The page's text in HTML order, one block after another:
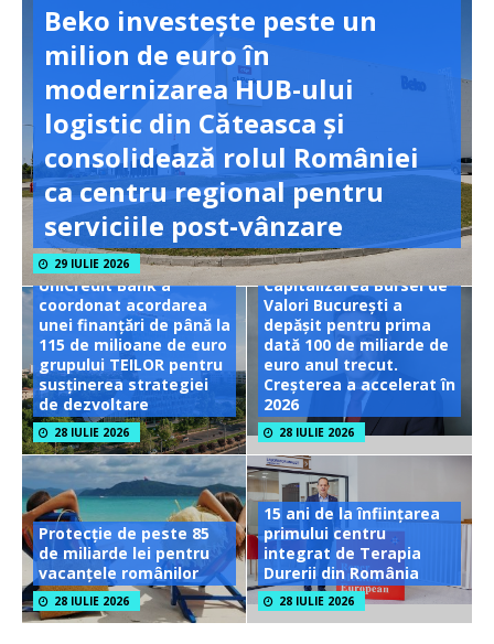
Beko investește peste un
milion de euro în
modernizarea HUB-ului
logistic din Căteasca și
consolidează rolul României
ca centru regional pentru
serviciile post-vânzare
29 IULIE 2026
UniCredit Bank a
coordonat acordarea
unei finanțări de până la
115 de milioane de euro
grupului TEILOR pentru
susținerea strategiei
de dezvoltare
28 IULIE 2026
Capitalizarea Bursei de
Valori București a
depășit pentru prima
dată 100 de miliarde de
euro anul trecut.
Creșterea a accelerat în
2026
28 IULIE 2026
Protecție de peste 85
de miliarde lei pentru
vacanțele românilor
28 IULIE 2026
15 ani de la înființarea
primului centru
integrat de Terapia
Durerii din România
28 IULIE 2026